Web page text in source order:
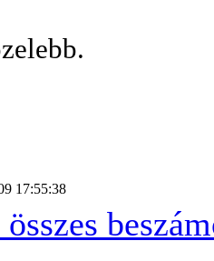
17:55:38